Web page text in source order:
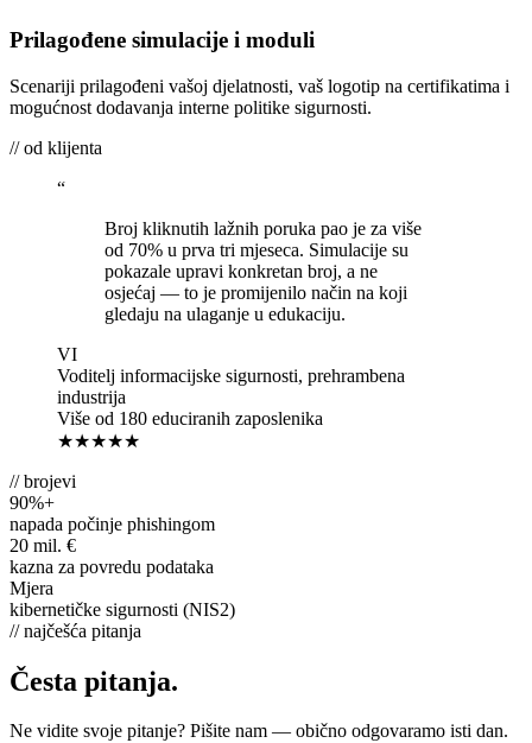
Prilagođene simulacije i moduli
Scenariji prilagođeni vašoj djelatnosti, vaš logotip na certifikatima i
mogućnost dodavanja interne politike sigurnosti.
// od klijenta
“
Broj kliknutih lažnih poruka pao je za više
od 70% u prva tri mjeseca. Simulacije su
pokazale upravi konkretan broj, a ne
osjećaj — to je promijenilo način na koji
gledaju na ulaganje u edukaciju.
VI
Voditelj informacijske sigurnosti, prehrambena
industrija
Više od 180 educiranih zaposlenika
★★★★★
// brojevi
90%+
napada počinje phishingom
20 mil. €
kazna za povredu podataka
Mjera
kibernetičke sigurnosti (NIS2)
// najčešća pitanja
Česta pitanja.
Ne vidite svoje pitanje? Pišite nam — obično odgovaramo isti dan.